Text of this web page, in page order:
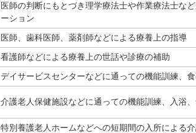
医師の判断にもとづき理学療法士や作業療法士な
ーション
医師、歯科医師、薬剤師などによる療養上の指導
看護師などによる療養上の世話や診療の補助
デイサービスセンターなどに通っての機能訓練、
介護老人保健施設などに通っての機能訓練、入浴
特別養護老人ホームなどへの短期間の入所による